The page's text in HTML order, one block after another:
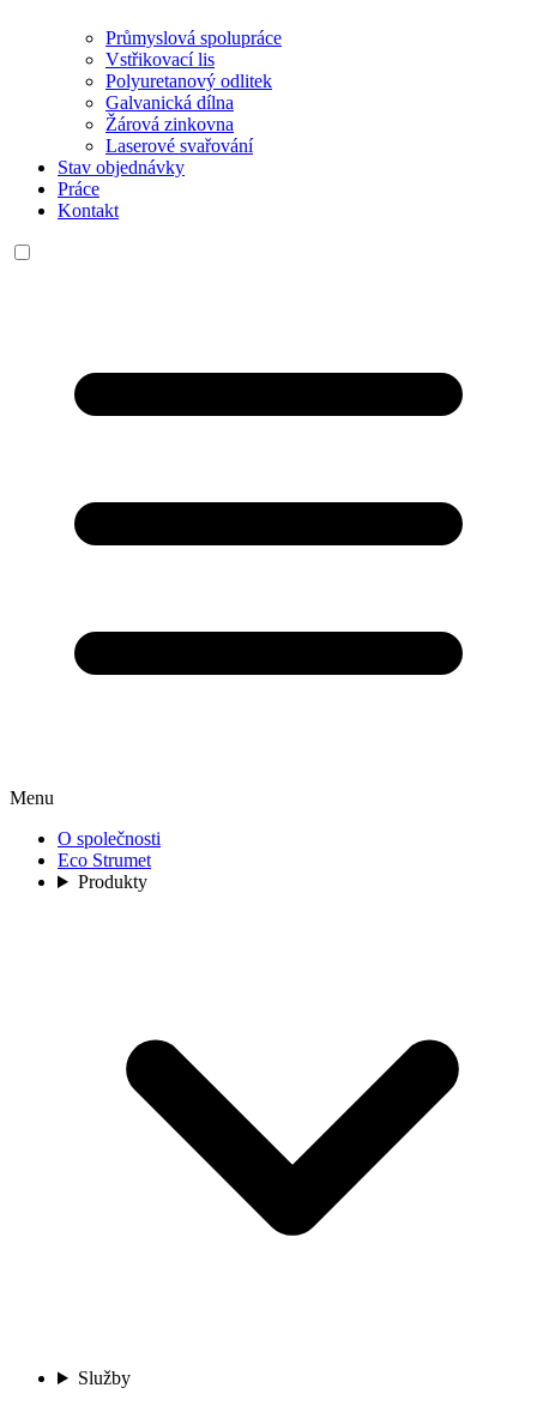
Průmyslová spolupráce
Vstřikovací lis
Polyuretanový odlitek
Galvanická dílna
Žárová zinkovna
Laserové svařování
Stav objednávky
Práce
Kontakt
Menu
O společnosti
Eco Strumet
Produkty
Služby